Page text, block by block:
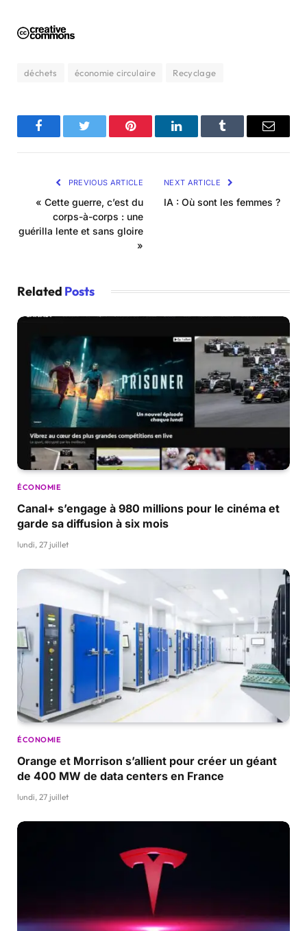
déchets économie circulaire Recyclage
FacebookTwitter Pinterest LinkedInTumblr Email
PREVIOUS ARTICLE
« Cette guerre, c’est du
corps-à-corps : une
guérilla lente et sans gloire
»
NEXT ARTICLE
IA : Où sont les femmes ?
Related Posts
ÉCONOMIE
Canal+ s’engage à 980 millions pour le cinéma et
garde sa diffusion à six mois
lundi, 27 juillet
ÉCONOMIE
Orange et Morrison s’allient pour créer un géant
de 400 MW de data centers en France
lundi, 27 juillet